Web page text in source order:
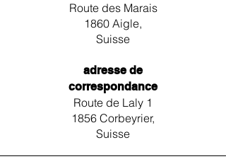
Route des Marais
1860 Aigle,
Suisse
adresse de
correspondance
Route de Laly 1
1856 Corbeyrier,
Suisse